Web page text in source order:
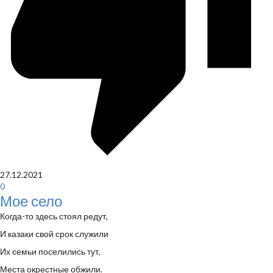
27.12.2021
0
Мое село
Когда-то здесь стоял редут,
И казаки свой срок служили
Их семьи поселились тут,
Места окрестные обжили.